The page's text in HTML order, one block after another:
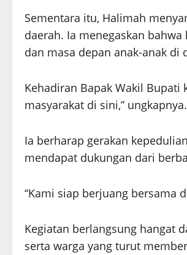
Sementara itu, Halimah
daerah. Ia menegaskan
dan masa depan anak-anak di
Kehadiran Bapak Wakil
masyarakat di sini,” ungkapnya.
Ia berharap gerakan
mendapat dukungan dari
“Kami siap berjuang bersama
Kegiatan berlangsung hangat
serta warga yang turut